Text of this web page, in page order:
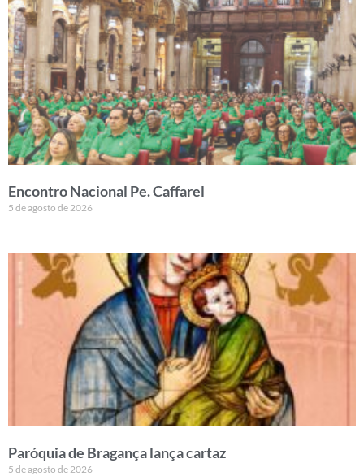
Encontro Nacional Pe. Caffarel
5 de agosto de 2026
Paróquia de Bragança lança cartaz
5 de agosto de 2026